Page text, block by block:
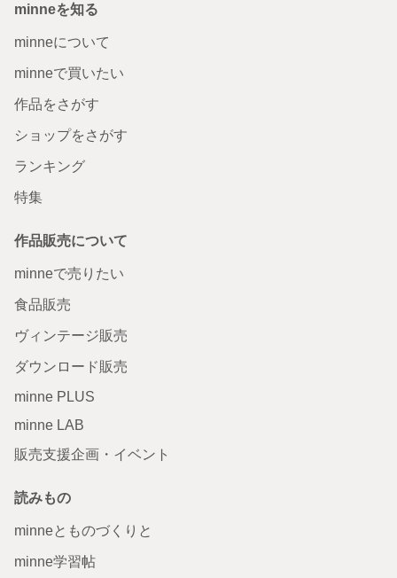
minneを知る
minneについて
minneで買いたい
作品をさがす
ショップをさがす
ランキング
特集
作品販売について
minneで売りたい
食品販売
ヴィンテージ販売
ダウンロード販売
minne PLUS
minne LAB
販売支援企画・イベント
読みもの
minneとものづくりと
minne学習帖